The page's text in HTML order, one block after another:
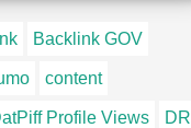
Backlink GOV
content
Profile Views DR